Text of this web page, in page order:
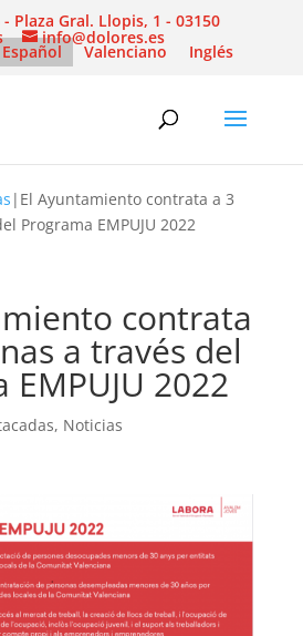
- Plaza Gral. Llopis, 1 - 03150
info@dolores.es
Español Valenciano Inglés
| El Ayuntamiento contrata a 3
Programa EMPUJU 2022
contrata
a través del
EMPUJU 2022
, Noticias